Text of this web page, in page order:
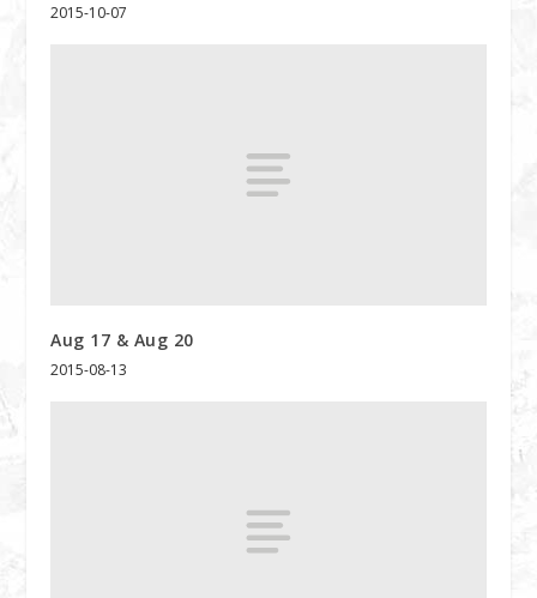
2015-10-07
Aug 17 & Aug 20
2015-08-13